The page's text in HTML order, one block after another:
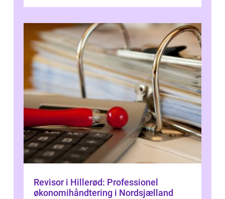
Revisor i Hillerød: Professionel
økonomihåndtering i Nordsjælland